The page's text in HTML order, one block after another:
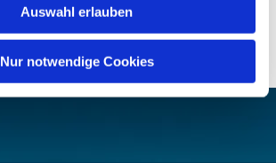
Auswahl erlauben
Nur notwendige Cookies